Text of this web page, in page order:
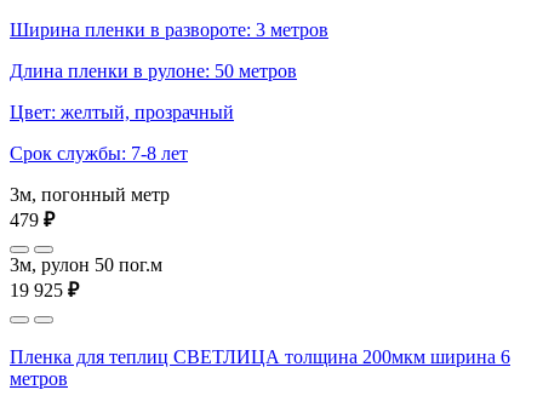
Ширина пленки в развороте: 3 метров
Длина пленки в рулоне: 50 метров
Цвет: желтый, прозрачный
Срок службы: 7-8 лет
3м, погонный метр
479 ₽
3м, рулон 50 пог.м
19 925 ₽
Пленка для теплиц СВЕТЛИЦА толщина 200мкм ширина 6
метров